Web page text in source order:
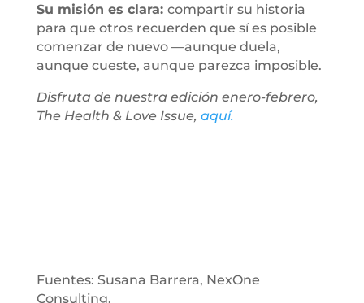
Su misión es clara: compartir su historia
para que otros recuerden que sí es posible
comenzar de nuevo —aunque duela,
aunque cueste, aunque parezca imposible.
Disfruta de nuestra edición enero-febrero,
The Health & Love Issue, aquí.
Fuentes: Susana Barrera, NexOne
Consulting.